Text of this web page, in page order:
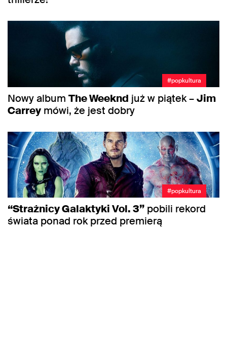
#popkultura
Nowy album The Weeknd już w piątek –Jim
Carrey mówi, że jest dobry
#popkultura
“Strażnicy Galaktyki Vol. 3” pobili rekord
świata ponad rok przed premierą